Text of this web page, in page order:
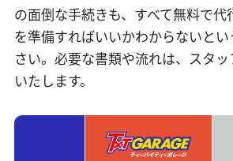
の面倒な手続きも、すべて無料で代
を準備すればいいかわからないと
さい。必要な書類や流れは、スタ
いたします。